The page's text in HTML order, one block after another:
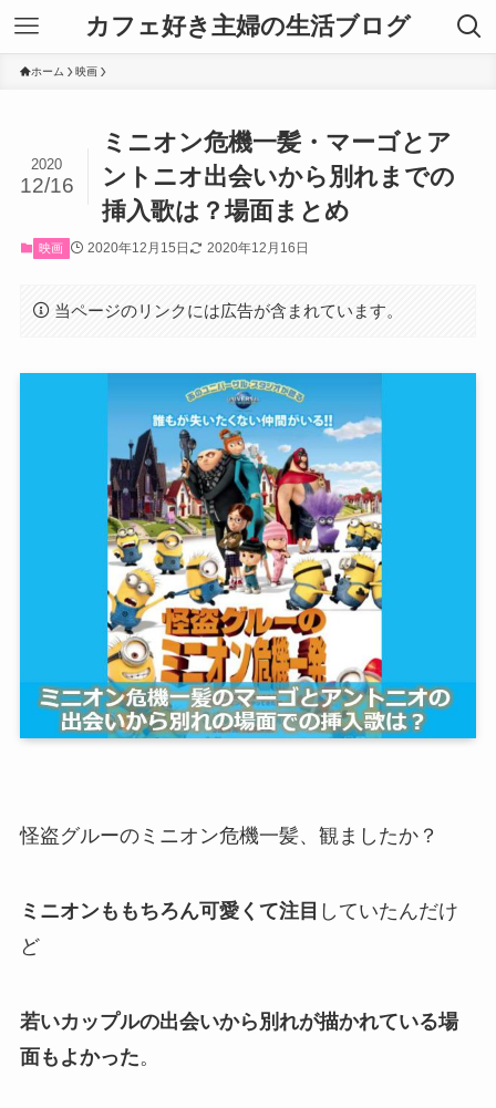
カフェ好き主婦の生活ブログ
ホーム 映画
ミニオン危機一髪・マーゴとア
ントニオ出会いから別れまでの
挿入歌は？場面まとめ
2020
12/16
映画 2020年12月15日 2020年12月16日
当ページのリンクには広告が含まれています。
怪盗グルーのミニオン危機一髪、観ましたか？
ミニオンももちろん可愛くて注目 していたんだけ
ど
若いカップルの出会いから別れが描かれている場
面もよかった。